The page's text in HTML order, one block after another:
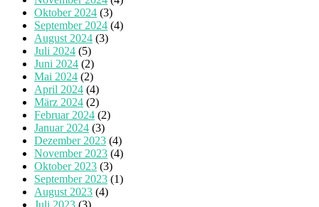
Oktober 2024 (3)
September 2024 (4)
August 2024 (3)
Juli 2024 (5)
Juni 2024 (2)
Mai 2024 (2)
April 2024 (4)
März 2024 (2)
Februar 2024 (2)
Januar 2024 (3)
Dezember 2023 (4)
November 2023 (4)
Oktober 2023 (3)
September 2023 (1)
August 2023 (4)